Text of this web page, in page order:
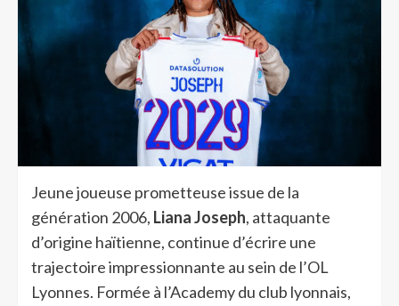
Jeune joueuse prometteuse issue de la
génération 2006, Liana Joseph, attaquante
d’origine haïtienne, continue d’écrire une
trajectoire impressionnante au sein de l’OL
Lyonnes. Formée à l’Academy du club lyonnais,